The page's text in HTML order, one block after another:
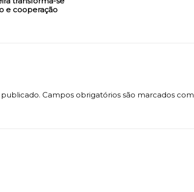
e cooperação
Campos obrigatórios são marcados com